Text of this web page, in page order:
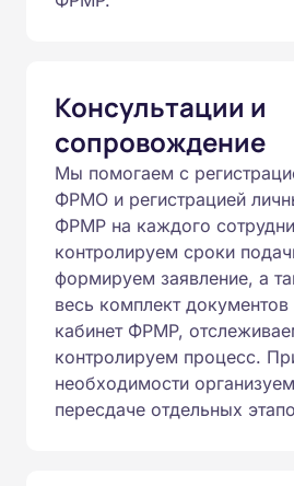
Консультации и
сопровождение
Мы помогаем с
ФРМО и регистрацией
ФРМР на каждого
контролируем сроки
формируем заявление, а
весь комплект
кабинет ФРМР,
контролируем процесс.
необходимости
пересдаче отдельных